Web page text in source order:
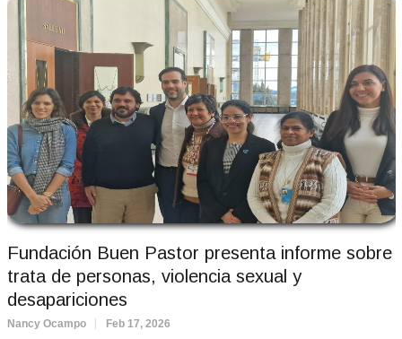
Fundación Buen Pastor presenta informe sobre
trata de personas, violencia sexual y
desapariciones
Nancy Ocampo Feb 17, 2026